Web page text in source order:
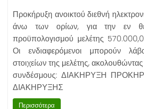
Προκήρυξη ανοικτού διεθνή
άνω των ορίων, για την εν
προϋπολογισμού μελέτης
Οι ενδιαφερόμενοι μπορούν
στοιχείων της μελέτης, ακολουθώντας
συνδέσμους: ΔΙΑΚΗΡΥΞΗ
ΔΙΑΚΗΡΥΞΗΣ
Περισσότερα